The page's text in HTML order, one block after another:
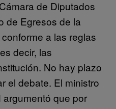
de Diputados
de Egresos de la
a las reglas
decir, las
No hay plazo
el debate. El ministro
que por